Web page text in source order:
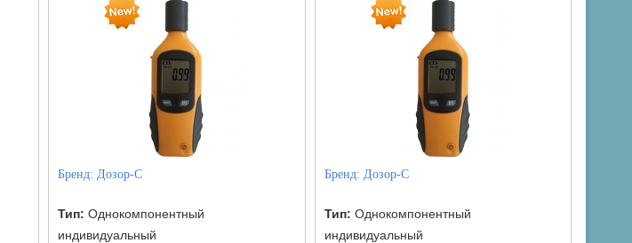
Бренд: Дозор-С
Тип: Однокомпонентный
индивидуальный
Бренд: Дозор-С
Тип: Однокомпонентный
индивидуальный